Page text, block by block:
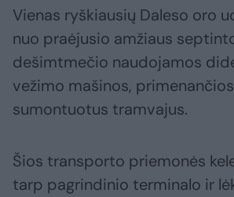
Vienas ryškiausių Daleso oro
nuo praėjusio amžiaus
dešimtmečio naudojamos
vežimo mašinos,
sumontuotus tramvajus.
Šios transporto priemonės
tarp pagrindinio terminalo ir